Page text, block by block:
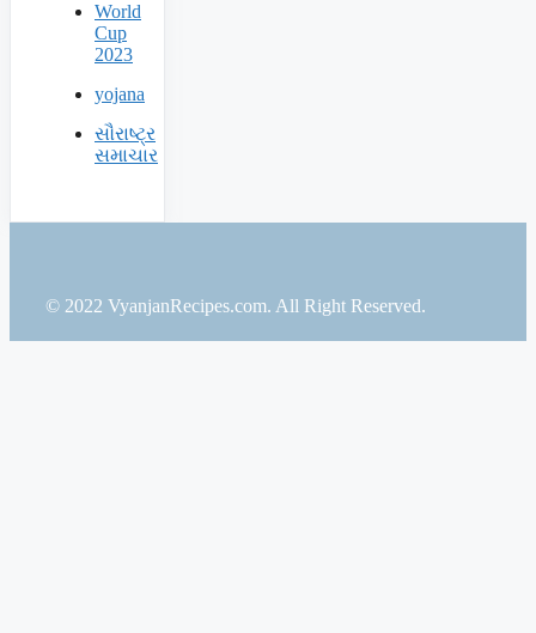
World
Cup
2023
yojana
સૌરાષ્ટ્ર
સમાચાર
© 2022 VyanjanRecipes.com. All Right Reserved.